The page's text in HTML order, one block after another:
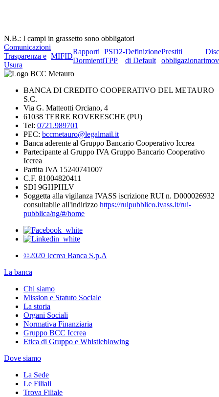
N.B.: I campi in grassetto sono obbligatori
Comunicazioni
Trasparenza e
Usura
MIFID
Rapporti
Dormienti
PSD2-
TPP
Definizione
di Default
Prestiti
obbligazionari
BANCA DI CREDITO COOPERATIVO DEL METAURO
S.C.
Via G. Matteotti Orciano, 4
61038 TERRE ROVERESCHE (PU)
Tel: 0721.989701
PEC: bccmetauro@legalmail.it
Banca aderente al Gruppo Bancario Cooperativo Iccrea
Partecipante al Gruppo IVA Gruppo Bancario Cooperativo
Iccrea
Partita IVA 15240741007
C.F. 81004820411
SDI 9GHPHLV
Soggetta alla vigilanza IVASS iscrizione RUI n. D000026932
consultabile all'indirizzo https://ruipubblico.ivass.it/rui-
pubblica/ng/#/home
©2020 Iccrea Banca S.p.A
La banca
Chi siamo
Mission e Statuto Sociale
La storia
Organi Sociali
Normativa Finanziaria
Gruppo BCC Iccrea
Etica di Gruppo e Whistleblowing
Dove siamo
La Sede
Le Filiali
Trova Filiale